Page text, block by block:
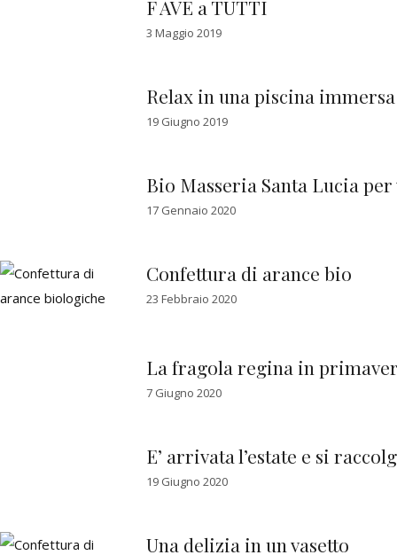
F AVE a TUTTI
3 Maggio 2019
Relax in una piscina
19 Giugno 2019
Bio Masseria Santa Lucia
17 Gennaio 2020
Confettura di arance bio
23 Febbraio 2020
La fragola regina in
7 Giugno 2020
E’ arrivata l’estate e si
19 Giugno 2020
Una delizia in un vasetto